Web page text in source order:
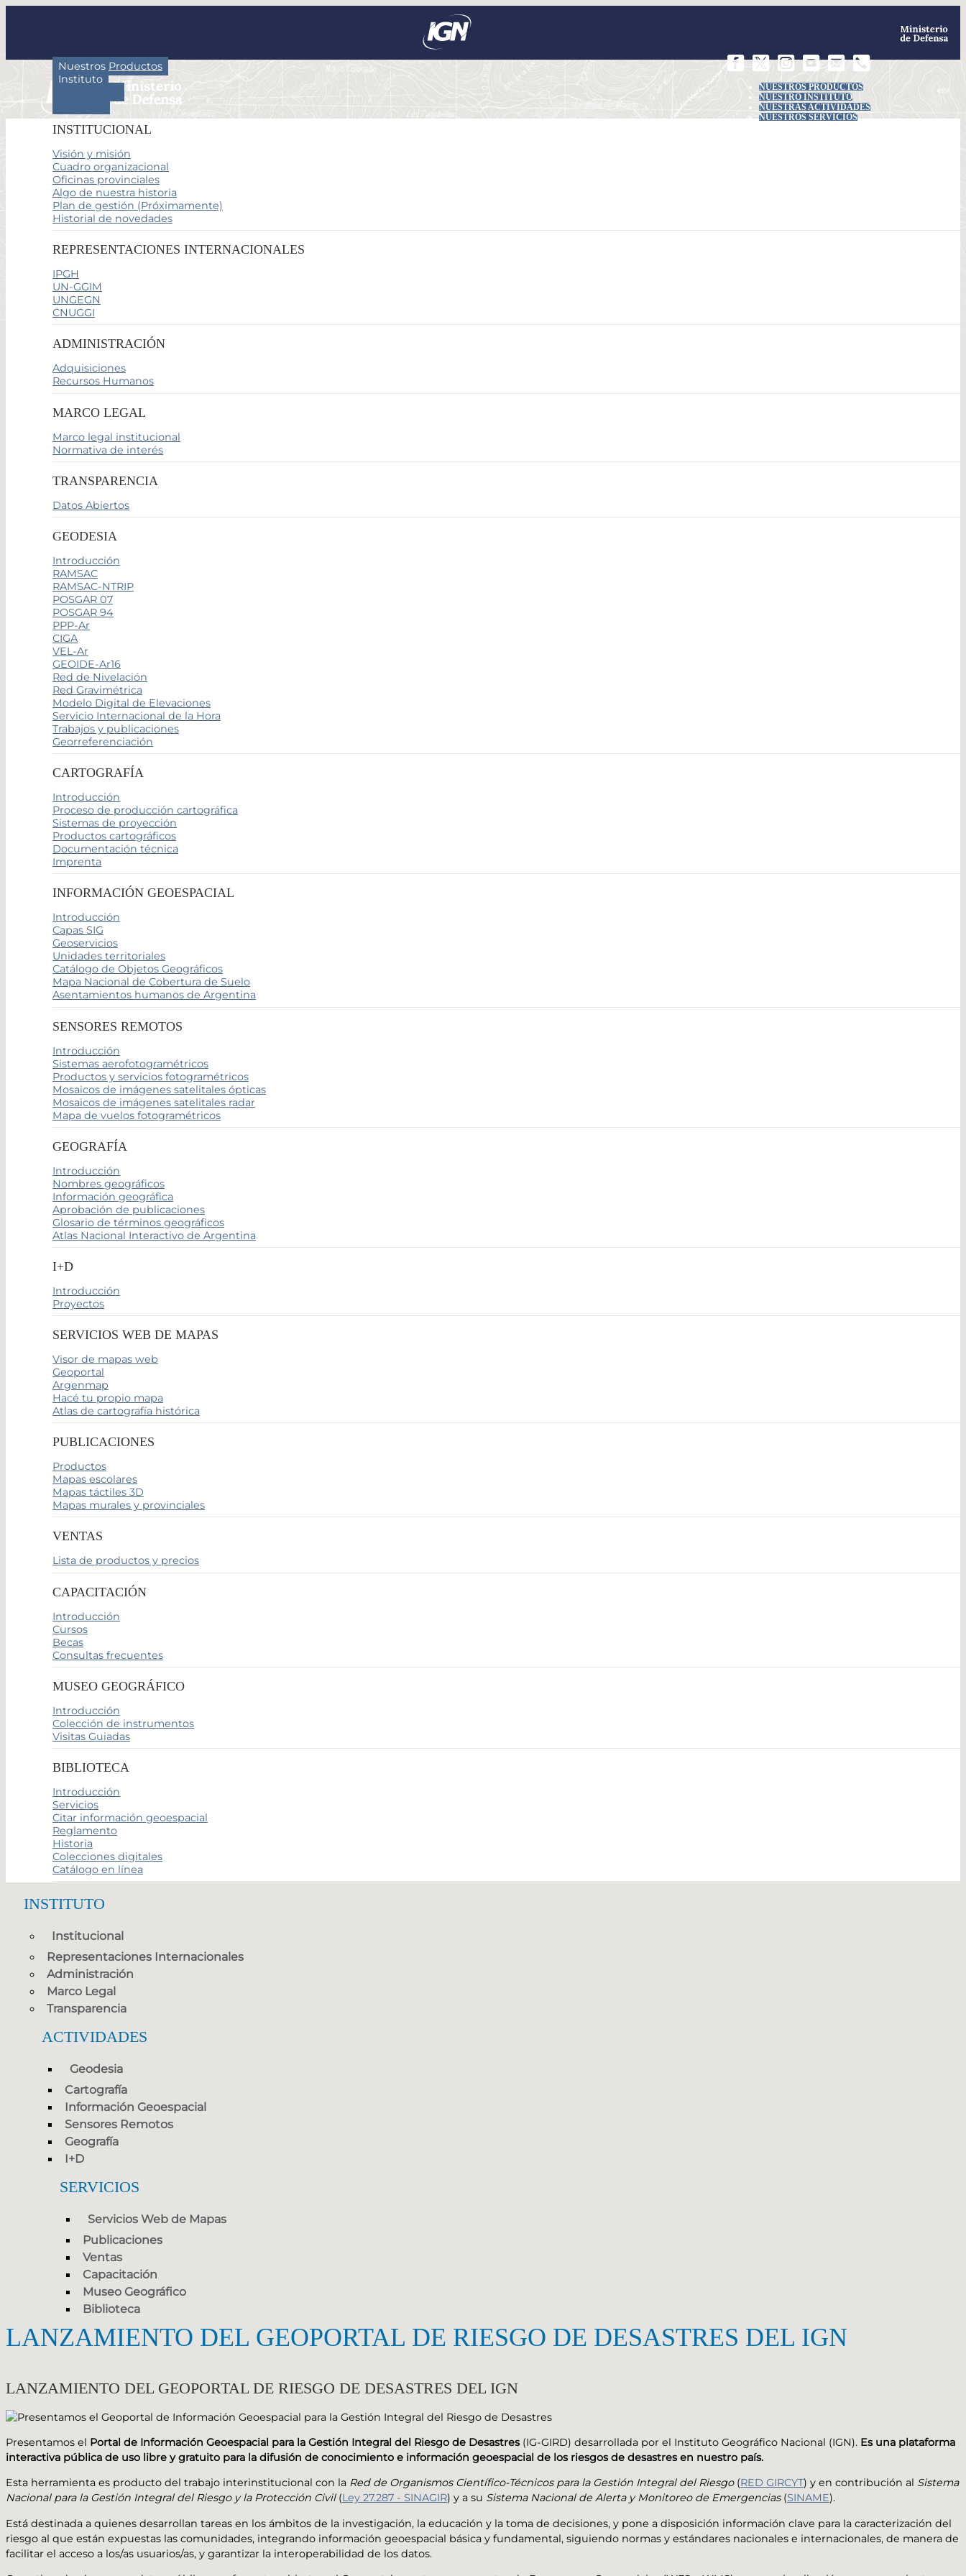
NUESTROS PRODUCTOS
NUESTRO INSTITUTO
NUESTRAS ACTIVIDADES
NUESTROS SERVICIOS
Nuestros Productos
Instituto
INSTITUCIONAL
Visión y misión
Cuadro organizacional
Oficinas provinciales
Algo de nuestra historia
Plan de gestión (Próximamente)
Historial de novedades
REPRESENTACIONES INTERNACIONALES
IPGH
UN-GGIM
UNGEGN
CNUGGI
ADMINISTRACIÓN
Adquisiciones
Recursos Humanos
MARCO LEGAL
Marco legal institucional
Normativa de interés
TRANSPARENCIA
Datos Abiertos
GEODESIA
Introducción
RAMSAC
RAMSAC-NTRIP
POSGAR 07
POSGAR 94
PPP-Ar
CIGA
VEL-Ar
GEOIDE-Ar16
Red de Nivelación
Red Gravimétrica
Modelo Digital de Elevaciones
Servicio Internacional de la Hora
Trabajos y publicaciones
Georreferenciación
CARTOGRAFÍA
Introducción
Proceso de producción cartográfica
Sistemas de proyección
Productos cartográficos
Documentación técnica
Imprenta
INFORMACIÓN GEOESPACIAL
Introducción
Capas SIG
Geoservicios
Unidades territoriales
Catálogo de Objetos Geográficos
Mapa Nacional de Cobertura de Suelo
Asentamientos humanos de Argentina
SENSORES REMOTOS
Introducción
Sistemas aerofotogramétricos
Productos y servicios fotogramétricos
Mosaicos de imágenes satelitales ópticas
Mosaicos de imágenes satelitales radar
Mapa de vuelos fotogramétricos
GEOGRAFÍA
Introducción
Nombres geográficos
Información geográfica
Aprobación de publicaciones
Glosario de términos geográficos
Atlas Nacional Interactivo de Argentina
I+D
Introducción
Proyectos
SERVICIOS WEB DE MAPAS
Visor de mapas web
Geoportal
Argenmap
Hacé tu propio mapa
Atlas de cartografía histórica
PUBLICACIONES
Productos
Mapas escolares
Mapas táctiles 3D
Mapas murales y provinciales
VENTAS
Lista de productos y precios
CAPACITACIÓN
Introducción
Cursos
Becas
Consultas frecuentes
MUSEO GEOGRÁFICO
Introducción
Colección de instrumentos
Visitas Guiadas
BIBLIOTECA
Introducción
Servicios
Citar información geoespacial
Reglamento
Historia
Colecciones digitales
Catálogo en línea
INSTITUTO
Institucional
Representaciones Internacionales
Administración
Marco Legal
Transparencia
ACTIVIDADES
Geodesia
Cartografía
Información Geoespacial
Sensores Remotos
Geografía
I+D
SERVICIOS
Servicios Web de Mapas
Publicaciones
Ventas
Capacitación
Museo Geográfico
Biblioteca
LANZAMIENTO DEL GEOPORTAL DE RIESGO DE DESASTRES DEL IGN
LANZAMIENTO DEL GEOPORTAL DE RIESGO DE DESASTRES DEL IGN
Presentamos el Portal de Información Geoespacial para la Gestión Integral del Riesgo de Desastres(IG-GIRD) desarrollada por el Instituto Geográfico Nacional (IGN). Es una plataforma
interactiva pública de uso libre ygratuito para la difusión de conocimiento e información geoespacial de los riesgos de desastres en nuestro país.
Esta herramienta es producto del trabajo interinstitucional con la Red de Organismos Científico-Técnicos para la Gestión Integral del Riesgo(RED GIRCYT) y en contribución al Sistema
Nacional para la Gestión Integral del Riesgo y la Protección Civil(Ley 27.287 - SINAGIR) y a su Sistema Nacional de Alerta y Monitoreo de Emergencias(SINAME).
Está destinada a quienes desarrollan tareas en los ámbitos de la investigación, la educación y la toma de decisiones, y pone a disposición información clave para la caracterización del
riesgo al que están expuestas las comunidades, integrando información geoespacial básica y fundamental, siguiendo normas y estándares nacionales e internacionales, de manera de
facilitar el acceso a los/as usuarios/as, y garantizar la interoperabilidad de los datos.